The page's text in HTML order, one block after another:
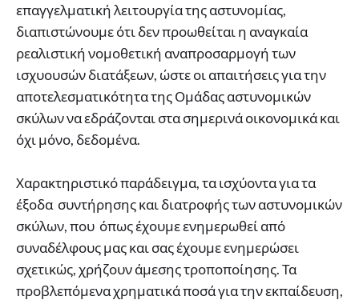
επαγγελματική λειτουργία της αστυνομίας,
διαπιστώνουμε ότι δεν προωθείται η αναγκαία
ρεαλιστική νομοθετική αναπροσαρμογή των
ισχυουσών διατάξεων, ώστε οι απαιτήσεις για την
αποτελεσματικότητα της Ομάδας αστυνομικών
σκύλων να εδράζονται στα σημερινά οικονομικά και
όχι μόνο, δεδομένα.
Χαρακτηριστικό παράδειγμα, τα ισχύοντα για τα
έξοδα συντήρησης και διατροφής των αστυνομικών
σκύλων, που όπως έχουμε ενημερωθεί από
συναδέλφους μας και σας έχουμε ενημερώσει
σχετικώς, χρήζουν άμεσης τροποποίησης. Τα
προβλεπόμενα χρηματικά ποσά για την εκπαίδευση,